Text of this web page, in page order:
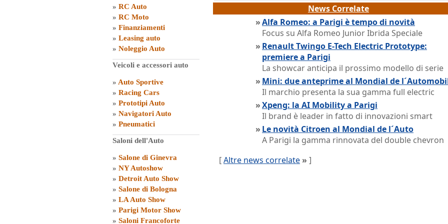
» RC Auto
» RC Moto
» Finanziamenti
» Leasing auto
» Noleggio Auto
Veicoli e accessori auto
» Auto Sportive
» Racing Cars
» Prototipi Auto
» Navigatori Auto
» Pneumatici
Saloni dell'Auto
» Salone di Ginevra
» NY Autoshow
» Detroit Auto Show
» Salone di Bologna
» LA Auto Show
» Parigi Motor Show
» Saloni Francoforte
News Correlate
»Alfa Romeo: a Parigi è tempo di novità
Focus su Alfa Romeo Junior Ibrida Speciale
» Renault Twingo E-Tech Electric Prototype:
premiere a Parigi
La showcar anticipa il prossimo modello di serie
» Mini: due anteprime al Mondial de
Il marchio presenta la sua gamma full electric
»Xpeng: la AI Mobility a Parigi
Il brand è leader in fatto di innovazioni smart
» Le novità Citroen al Mondial de l´Auto
A Parigi la gamma rinnovata del double chevron
[Altre news correlate » ]